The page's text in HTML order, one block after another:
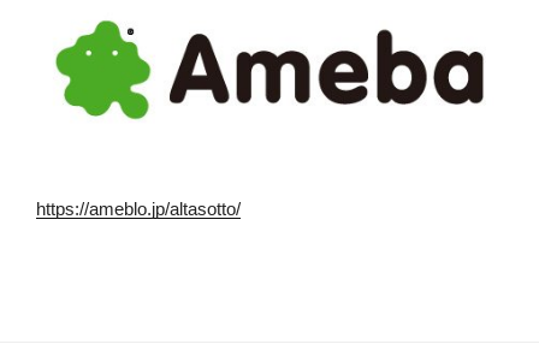
https://ameblo.jp/altasotto/